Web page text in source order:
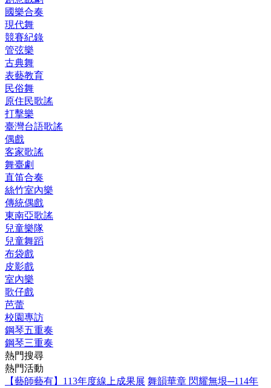
國樂合奏
現代舞
競賽紀錄
管弦樂
古典舞
表藝教育
民俗舞
原住民歌謠
打擊樂
臺灣台語歌謠
偶戲
客家歌謠
舞臺劇
直笛合奏
絲竹室內樂
傳統偶戲
東南亞歌謠
兒童樂隊
兒童舞蹈
布袋戲
皮影戲
室內樂
歌仔戲
芭蕾
校園專訪
鋼琴五重奏
鋼琴三重奏
熱門搜尋
熱門活動
【藝師藝有】113年度線上成果展 舞韻華章 閃耀無垠─114年